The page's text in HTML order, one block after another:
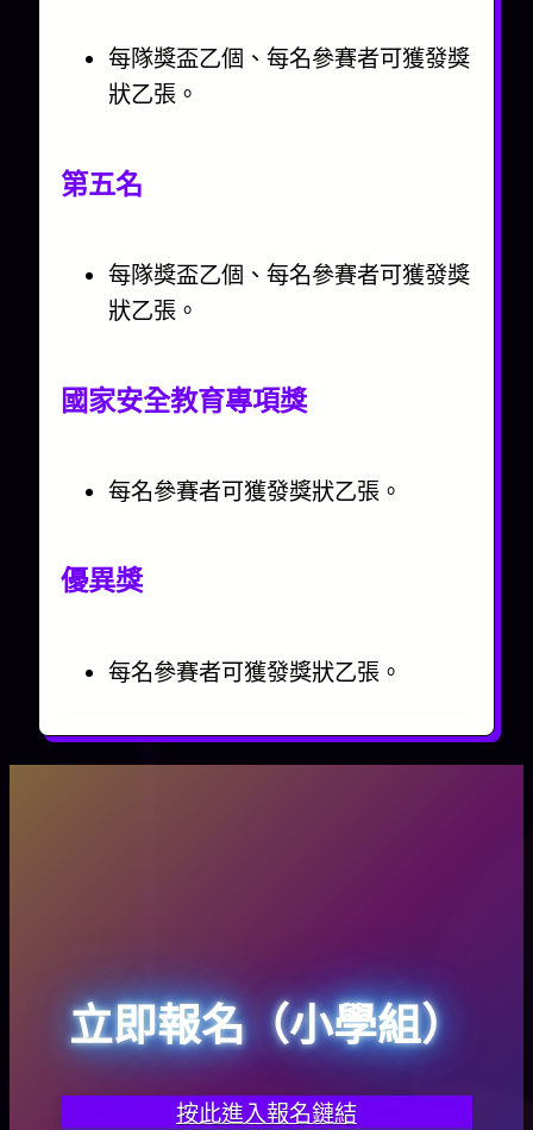
每隊獎盃乙個、每名參賽者可獲發獎
狀乙張。
第五名
每隊獎盃乙個、每名參賽者可獲發獎
狀乙張。
國家安全教育專項獎
每名參賽者可獲發獎狀乙張。
優異獎
每名參賽者可獲發獎狀乙張。
立即報名（小學組）
按此進入報名鏈結